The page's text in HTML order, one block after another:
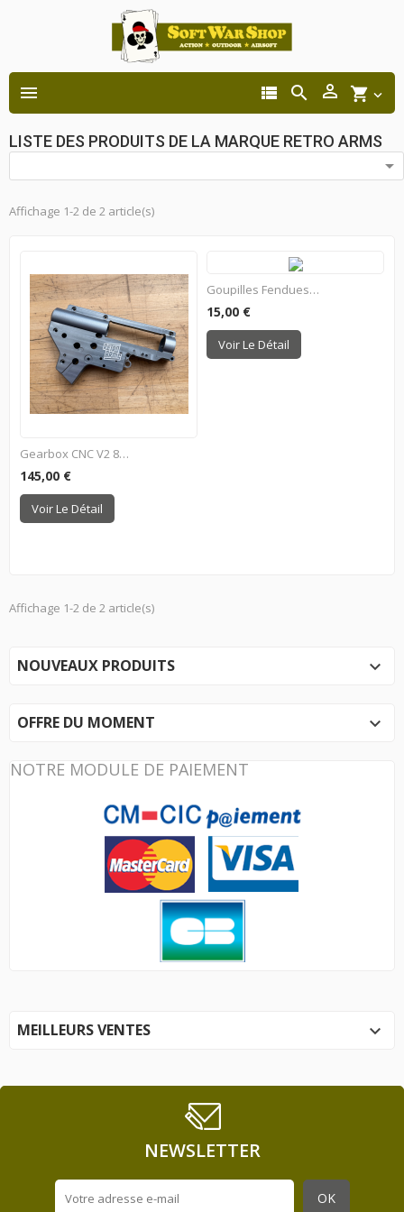
 shopping_cart 



LISTE DES PRODUITS DE LA MARQUE RETRO ARMS

Affichage 1-2 de 2 article(s)
Gearbox CNC V2 8mm QCS Pour...
145,00 €
Voir Le Détail
Goupilles Fendues CNC Pour...
15,00 €
Voir Le Détail
Affichage 1-2 de 2 article(s)
NOUVEAUX PRODUITS 
OFFRE DU MOMENT 
NOTRE MODULE DE PAIEMENT
MEILLEURS VENTES 
NEWSLETTER